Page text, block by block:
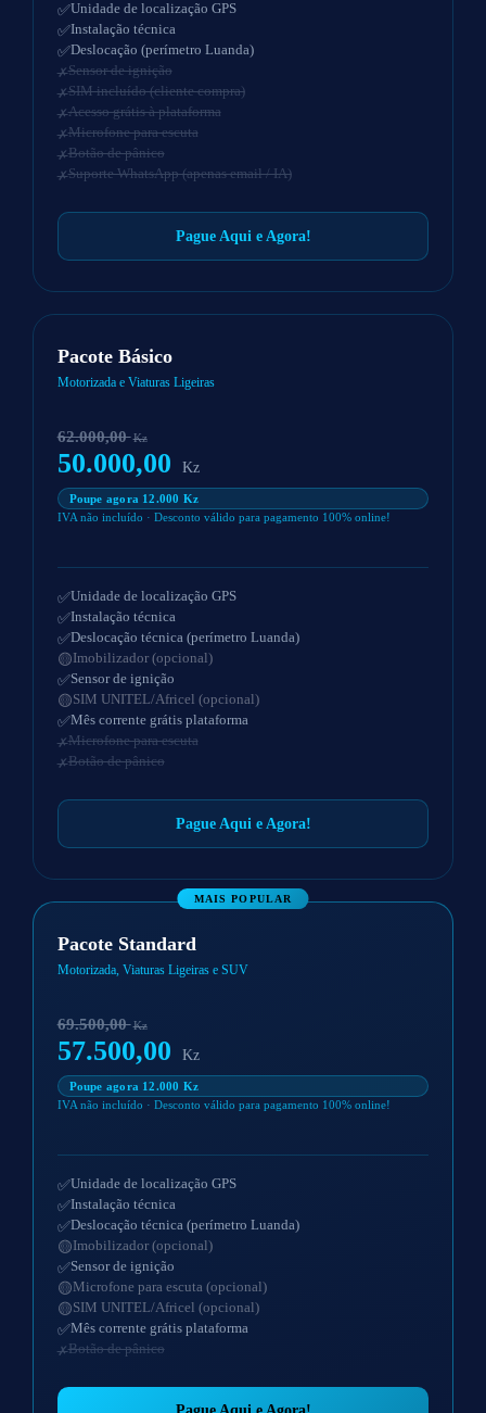
Unidade de localização GPS
Instalação técnica
Deslocação (perímetro Luanda)
Sensor de ignição
SIM incluído (cliente compra)
Acesso grátis à plataforma
Microfone para escuta
Botão de pânico
Suporte WhatsApp (apenas email / IA)
Pague Aqui e Agora!
Pacote Básico
Motorizada e Viaturas Ligeiras
62.000,00Kz
50.000,00 Kz
Poupe agora 12.000 Kz
IVA não incluído · Desconto válido para pagamento 100% online!
Unidade de localização GPS
Instalação técnica
Deslocação técnica (perímetro Luanda)
Imobilizador (opcional)
Sensor de ignição
SIM UNITEL/Africel (opcional)
Mês corrente grátis plataforma
Microfone para escuta
Botão de pânico
Pague Aqui e Agora!
MAIS POPULAR
Pacote Standard
Motorizada, Viaturas Ligeiras e SUV
69.500,00Kz
57.500,00 Kz
Poupe agora 12.000 Kz
IVA não incluído · Desconto válido para pagamento 100% online!
Unidade de localização GPS
Instalação técnica
Deslocação técnica (perímetro Luanda)
Imobilizador (opcional)
Sensor de ignição
Microfone para escuta (opcional)
SIM UNITEL/Africel (opcional)
Mês corrente grátis plataforma
Botão de pânico
Pague Aqui e Agora!